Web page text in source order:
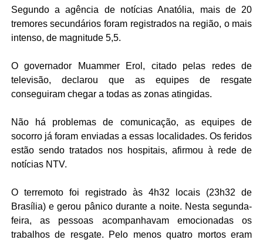
Segundo a agência de notícias Anatólia, mais de 20
tremores secundários foram registrados na região, o mais
intenso, de magnitude 5,5.
O governador Muammer Erol, citado pelas redes de
televisão, declarou que as equipes de resgate
conseguiram chegar a todas as zonas atingidas.
Não há problemas de comunicação, as equipes de
socorro já foram enviadas a essas localidades. Os feridos
estão sendo tratados nos hospitais, afirmou à rede de
notícias NTV.
O terremoto foi registrado às 4h32 locais (23h32 de
Brasília) e gerou pânico durante a noite. Nesta segunda-
feira, as pessoas acompanhavam emocionadas os
trabalhos de resgate. Pelo menos quatro mortos eram